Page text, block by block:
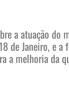
a atuação
de Janeiro, e
melhoria da